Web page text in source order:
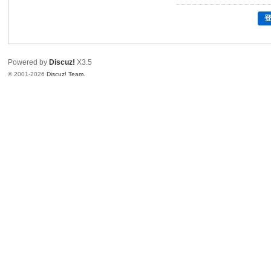
Powered by Discuz! X3.5
© 2001-2026Discuz! Team